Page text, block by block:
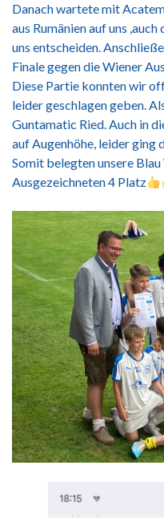
Danach wartete mit
aus Rumänien auf uns
uns entscheiden.
Finale gegen die Wiener
Diese Partie konnten wir
leider geschlagen geben.
Guntamatic Ried. Auch in
auf Augenhöhe, leider ging
Somit belegten unsere
Ausgezeichneten 4 Platz